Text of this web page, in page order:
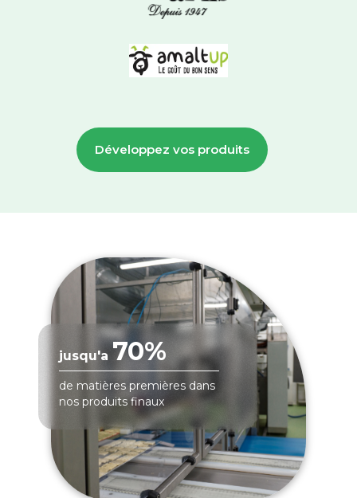
Développez vos produits
jusqu'a 70%
de matières premières dans
nos produits finaux